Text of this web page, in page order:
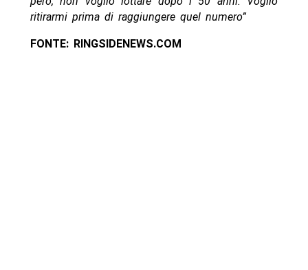
ritirarmi prima di raggiungere quel numero”
FONTE: RINGSIDENEWS.COM